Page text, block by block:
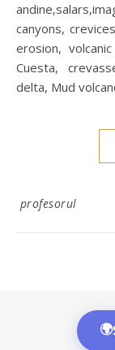
canyons,
erosion,
Cuesta,
delta, Mud
profesorul
🌍